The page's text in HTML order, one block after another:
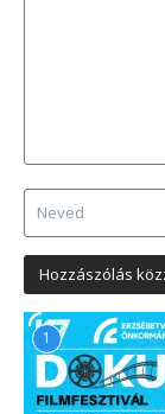
1